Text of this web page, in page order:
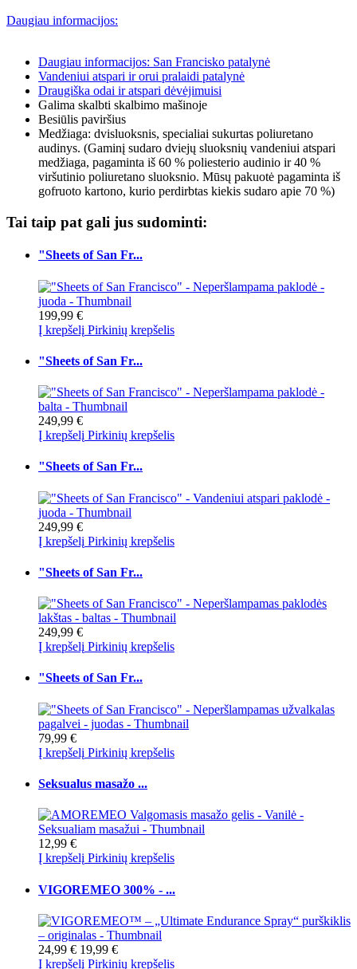
Daugiau informacijos:
Daugiau informacijos: San Francisko patalynė
Vandeniui atspari ir orui pralaidi patalynė
Draugiška odai ir atspari dėvėjimuisi
Galima skalbti skalbimo mašinoje
Besiūlis paviršius
Medžiaga: dvisluoksnis, specialiai sukurtas poliuretano
audinys. (Gaminį sudaro dviejų sluoksnių vandeniui atspari
medžiaga, pagaminta iš 60 % poliesterio audinio ir 40 %
viršutinio poliuretano sluoksnio. Mūsų pakuotė pagaminta iš
gofruoto kartono, kurio perdirbtas kiekis sudaro apie 70 %)
Tai taip pat gali jus sudominti:
"Sheets of San Fr...
199,99 €
Į krepšelį Pirkinių krepšelis
"Sheets of San Fr...
249,99 €
Į krepšelį Pirkinių krepšelis
"Sheets of San Fr...
249,99 €
Į krepšelį Pirkinių krepšelis
"Sheets of San Fr...
249,99 €
Į krepšelį Pirkinių krepšelis
"Sheets of San Fr...
79,99 €
Į krepšelį Pirkinių krepšelis
Seksualus masažo ...
12,99 €
Į krepšelį Pirkinių krepšelis
VIGOREMEO 300% - ...
24,99 € 19,99 €
Į krepšelį Pirkinių krepšelis